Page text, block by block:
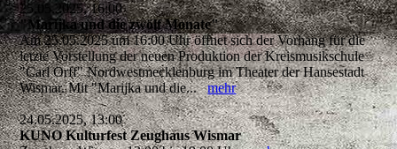
25.05.2025, 16:00
"Marijka und die zwölf Monate"
Am 25.05.2025 um 16:00 Uhr öffnet sich der Vorhang für die
letzte Vorstellung der neuen Produktion der Kreismusikschule
"Carl Orff" Nordwestmecklenburg im Theater der Hansestadt
Wismar. Mit "Marijka und die...mehr
24.05.2025, 13:00
KUNO Kulturfest Zeughaus Wismar